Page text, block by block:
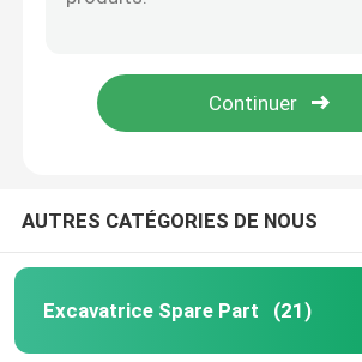
AUTRES CATÉGORIES DE NOUS
Excavatrice Spare Part (21)